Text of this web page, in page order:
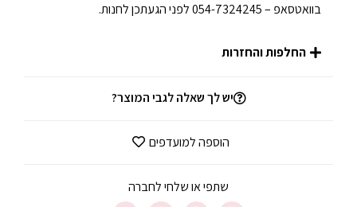
בוואטסאפ – 054-7324245 לפני הגעתכן לחנות.
החלפות והחזרות
יש לך שאלה לגבי המוצר?
הוספה למועדפים
שתפי או שלחי לחברה